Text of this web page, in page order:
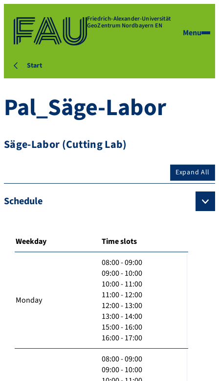
Friedrich-Alexander-Universität
GeoZentrum Nordbayern EN
Menu
Start
Pal_Säge-Labor
Säge-Labor (Cutting Lab)
Expand All
Schedule
Weekday Time slots
Monday
08:00 - 09:00
09:00 - 10:00
10:00 - 11:00
11:00 - 12:00
12:00 - 13:00
13:00 - 14:00
15:00 - 16:00
16:00 - 17:00
08:00 - 09:00
09:00 - 10:00